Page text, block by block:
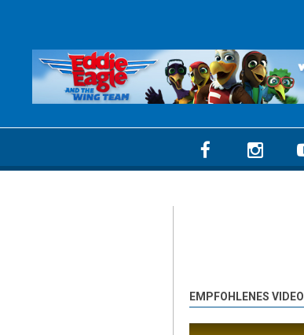
EMPFOHLENES VIDEO